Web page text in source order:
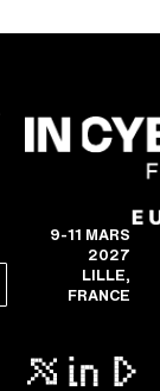
9-11 MARS
2027
LILLE,
FRANCE